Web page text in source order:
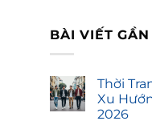
BÀI VIẾT
Thời
Xu
2026